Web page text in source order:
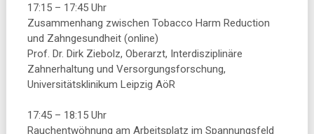
17:15 – 17:45 Uhr
Zusammenhang zwischen Tobacco Harm Reduction
und Zahngesundheit (online)
Prof. Dr. Dirk Ziebolz, Oberarzt, Interdisziplinäre
Zahnerhaltung und Versorgungsforschung,
Universitätsklinikum Leipzig AöR
17:45 – 18:15 Uhr
Rauchentwöhnung am Arbeitsplatz im Spannungsfeld